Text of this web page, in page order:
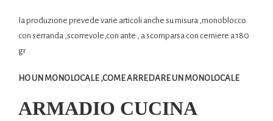
Ia produzione prevede varie articoli anche su misura ,monoblocco
con serranda ,scorrevole,con ante , a scomparsa con cerniere a 180
gr
HO UN MONOLOCALE ,COME ARREDARE UN MONOLOCALE
ARMADIO CUCINA